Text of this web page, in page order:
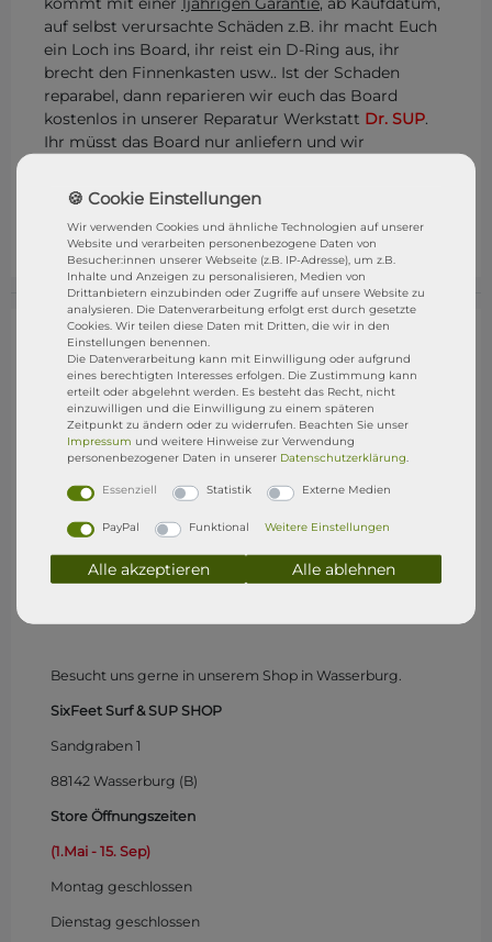
auf selbst verursachte Schäden z.B. ihr macht Euch
ein Loch ins Board, ihr reist ein D-Ring aus, ihr
brecht den Finnenkasten usw.. Ist der Schaden
reparabel, dann reparieren wir euch das Board
kostenlos in unserer Reparatur Werkstatt Dr. SUP.
Ihr müsst das Board nur anliefern und wir
gesetzliche Gewährleistungsrecht bleibt natürlich
bestehen. STRESSFREI SUPen mit der
GARANTIE
Besucht uns gerne in unserem Shop in Wasserburg.
SixFeet Surf & SUP SHOP
Sandgraben 1
88142 Wasserburg (B)
Store Öffnungszeiten
(1.Mai - 15. Sep)
Montag geschlossen
Dienstag geschlossen
Wir verwenden Cookies und ähnliche Technologien auf unserer
Website und verarbeiten personenbezogene Daten von
Besucher:innen unserer Webseite (z.B. IP-Adresse), um z.B.
Inhalte und Anzeigen zu personalisieren, Medien von
Drittanbietern einzubinden oder Zugriffe auf unsere Website zu
analysieren. Die Datenverarbeitung erfolgt erst durch gesetzte
Cookies. Wir teilen diese Daten mit Dritten, die wir in den
Einstellungen benennen.
Die Datenverarbeitung kann mit Einwilligung oder aufgrund
eines berechtigten Interesses erfolgen. Die Zustimmung kann
erteilt oder abgelehnt werden. Es besteht das Recht, nicht
einzuwilligen und die Einwilligung zu einem späteren
Zeitpunkt zu ändern oder zu widerrufen. Beachten Sie unser
Impressum und weitere Hinweise zur Verwendung
personenbezogener Daten in unserer Daten­schutz­erklärung.
Essenziell Statistik Externe Medien
PayPal Funktional Weitere Einstellungen
Alle akzeptieren Alle ablehnen